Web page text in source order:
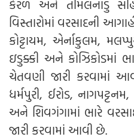
કેરળ અને તમિલનાડુ
વિસ્તારોમાં વરસાદની
કોટ્ટાયમ, એર્નાકુલમ,
ઇડુક્કી અને કોઝિકોડમાં
ચેતવણી જારી કરવામાં
ધર્મપુરી, ઈરોડ,
અને શિવગંગામાં ભારે
જારી કરવામાં આવી છે.